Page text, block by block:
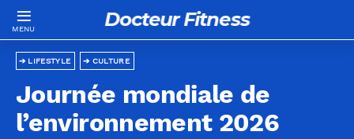
Docteur Fitness
CULTURE
LIFESTYLE
Journée mondiale de
l’environnement 2026